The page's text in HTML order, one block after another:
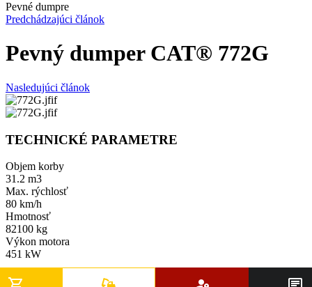
Pevné dumpre
Predchádzajúci článok
Pevný dumper CAT® 772G
Nasledujúci článok
TECHNICKÉ PARAMETRE
Objem korby
31.2 m3
Max. rýchlosť
80 km/h
Hmotnosť
82100 kg
Výkon motora
451 kW